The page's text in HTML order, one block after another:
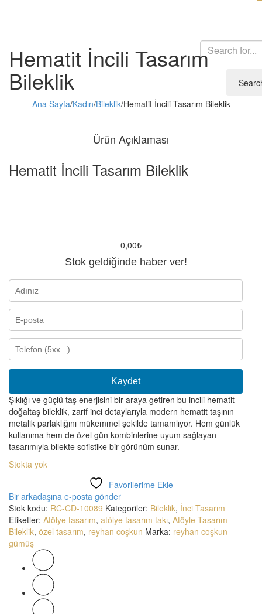
Hematit İncili Tasarım
Bileklik
Ana Sayfa/Kadın/Bileklik/Hematit İncili Tasarım Bileklik
Ürün Açıklaması
Hematit İncili Tasarım Bileklik
0,00₺
Stok geldiğinde haber ver!
Kaydet
Şıklığı ve güçlü taş enerjisini bir araya getiren bu incili hematit
doğaltaş bileklik, zarif inci detaylarıyla modern hematit taşının
metalik parlaklığını mükemmel şekilde tamamlıyor. Hem günlük
kullanıma hem de özel gün kombinlerine uyum sağlayan
tasarımıyla bilekte sofistike bir görünüm sunar.
Stokta yok
Favorilerime Ekle
Bir arkadaşına e-posta gönder
Stok kodu: RC-CD-10089 Kategoriler: Bileklik, İnci Tasarım
Etiketler: Atölye tasarım, atölye tasarım takı, Atöyle Tasarım
Bileklik, özel tasarım, reyhan coşkun Marka: reyhan coşkun
gümüş